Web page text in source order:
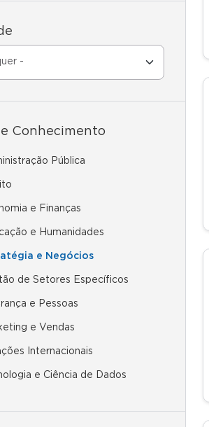
Conhecimento
Pública
e Finanças
e Humanidades
e Negócios
de Setores Específicos
e Pessoas
e Vendas
Internacionais
e Ciência de Dados